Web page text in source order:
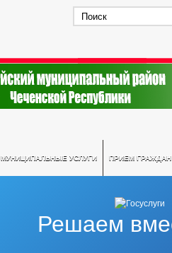
МУНИЦИПАЛЬНЫЕ УСЛУГИ ПРИЕМ ГРАЖДАН
Решаем